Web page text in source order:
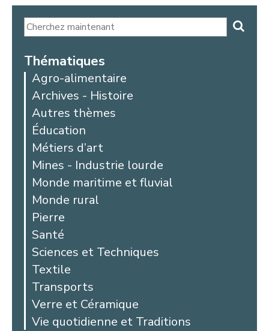
Thématiques
Agro-alimentaire
Archives - Histoire
Autres thèmes
Éducation
Métiers d’art
Mines - Industrie lourde
Monde maritime et fluvial
Monde rural
Pierre
Santé
Sciences et Techniques
Textile
Transports
Verre et Céramique
Vie quotidienne et Traditions